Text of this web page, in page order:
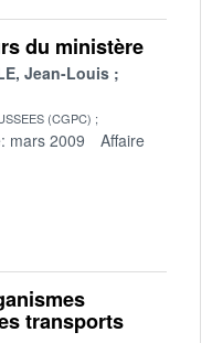
du ministère
Jean-Louis
(CGPC)
mars 2009
Affaire
transports